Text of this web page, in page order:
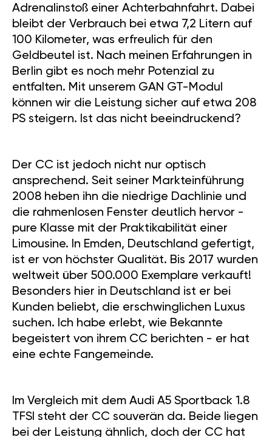
Adrenalinstoß einer Achterbahnfahrt. Dabei
bleibt der Verbrauch bei etwa 7,2 Litern auf
100 Kilometer, was erfreulich für den
Geldbeutel ist. Nach meinen Erfahrungen in
Berlin gibt es noch mehr Potenzial zu
entfalten. Mit unserem GAN GT-Modul
können wir die Leistung sicher auf etwa 208
PS steigern. Ist das nicht beeindruckend?
Der CC ist jedoch nicht nur optisch
ansprechend. Seit seiner Markteinführung
2008 heben ihn die niedrige Dachlinie und
die rahmenlosen Fenster deutlich hervor -
pure Klasse mit der Praktikabilität einer
Limousine. In Emden, Deutschland gefertigt,
ist er von höchster Qualität. Bis 2017 wurden
weltweit über 500.000 Exemplare verkauft!
Besonders hier in Deutschland ist er bei
Kunden beliebt, die erschwinglichen Luxus
suchen. Ich habe erlebt, wie Bekannte
begeistert von ihrem CC berichten - er hat
eine echte Fangemeinde.
Im Vergleich mit dem Audi A5 Sportback 1.8
TFSI steht der CC souverän da. Beide liegen
bei der Leistung ähnlich, doch der CC hat